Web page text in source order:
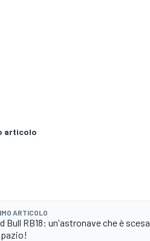
articolo
ARTICOLO
Bull RB18: un'astronave che è scesa